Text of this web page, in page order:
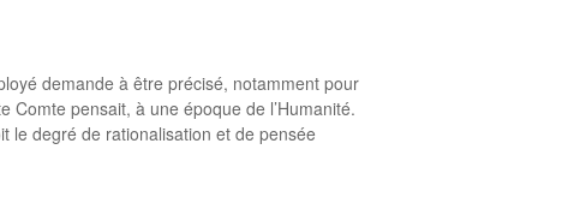
demande à être précisé, notamment pour
Comte pensait, à une époque de l’Humanité.
le degré de rationalisation et de pensée